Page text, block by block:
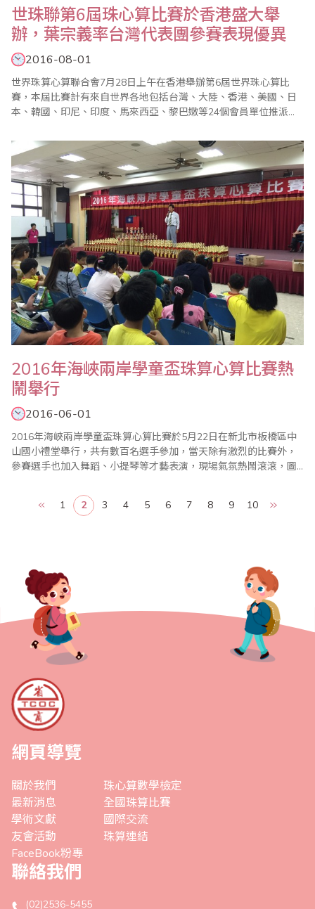
世珠聯第6屆珠心算比賽於香港盛大舉
辦，葉宗義率台灣代表團參賽表現優異
2016-08-01
世界珠算心算聯合會7月28日上午在香港舉辦第6屆世界珠心算比
賽，本屆比賽計有來自世界各地包括台灣、大陸、香港、美國、日
本、韓國、印尼、印度、馬來西亞、黎巴嫩等24個會員單位推派選
宗義率團參賽，獲得優異成績，吸引各國代表團的注目；包括選手
組總成績獲得團體賽一等獎、學生A組獲得團體賽一等獎、學前組獲
得團體賽二等獎等。世界珠心算比賽總計選手組31..
2016年海峽兩岸學童盃珠算心算比賽熱
鬧舉行
2016-06-01
2016年海峽兩岸學童盃珠算心算比賽於5月22日在新北市板橋區中
山國小禮堂舉行，共有數百名選手參加，當天除有激烈的比賽外，
參賽選手也加入舞蹈、小提琴等才藝表演，現場氣氛熱鬧滾滾，圖
1
2 3 4 5 6 7 8 9 10
網頁導覽
關於我們
最新消息
學術文獻
友會活動
FaceBook粉專
珠心算數學檢定
全國珠算比賽
國際交流
珠算連結
聯絡我們
(02)2536-5455